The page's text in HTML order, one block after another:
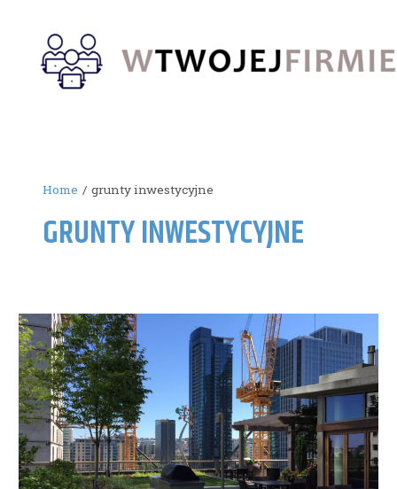
content
Home grunty inwestycyjne
GRUNTY INWESTYCYJNE